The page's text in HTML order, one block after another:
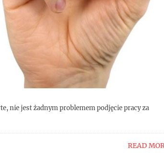
nie jest żadnym problemem podjęcie pracy za
READ